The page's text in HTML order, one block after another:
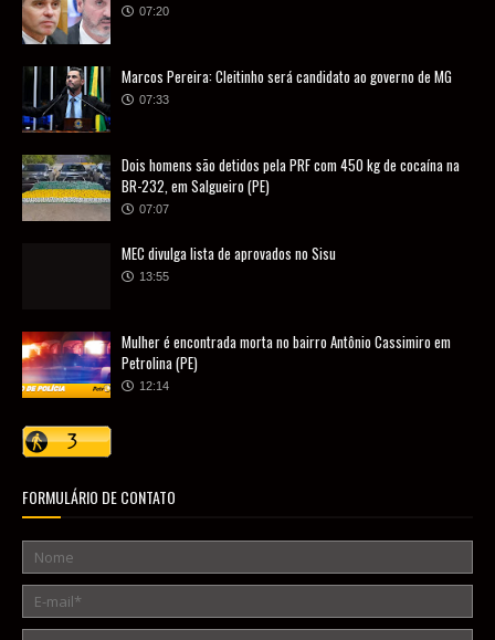
07:20
Marcos Pereira: Cleitinho será candidato ao governo de MG
07:33
Dois homens são detidos pela PRF com 450 kg de cocaína na
BR-232, em Salgueiro (PE)
07:07
MEC divulga lista de aprovados no Sisu
13:55
Mulher é encontrada morta no bairro Antônio Cassimiro em
Petrolina (PE)
12:14
FORMULÁRIO DE CONTATO